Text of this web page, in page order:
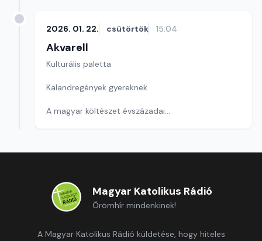
2026. 01. 22. csütörtök 15:04
Akvarell
Kulturális paletta
Kalandregények gyereknek
A magyar költészet évszázadai
Magyar Katolikus Rádió
Örömhír mindenkinek!
A Magyar Katolikus Rádió küldetése, hogy hiteles